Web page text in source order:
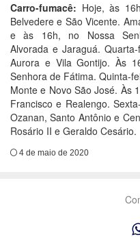
Carro-fumacê: Hoje, às
Belvedere e São Vicente.
e às 16h, no Nossa
Alvorada e Jaraguá.
Aurora e Vila Gontijo. Às
Senhora de Fátima. Quinta-
Monte e Novo São José. Às
Francisco e Realengo.
Ozanan, Santo Antônio e
Rosário II e Geraldo Cesário.
4 de maio de 2020